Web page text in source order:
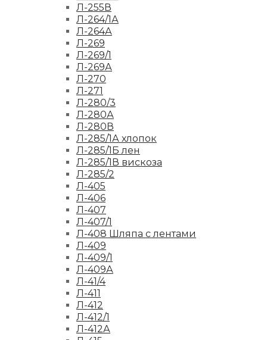
Л-255В
Л-264/1А
Л-264А
Л-269
Л-269/1
Л-269А
Л-270
Л-271
Л-280/3
Л-280А
Л-280В
Л-285/1А хлопок
Л-285/1Б лен
Л-285/1В вискоза
Л-285/2
Л-405
Л-406
Л-407
Л-407/1
Л-408 Шляпа с лентами
Л-409
Л-409/1
Л-409А
Л-41/4
Л-411
Л-412
Л-412/1
Л-412А